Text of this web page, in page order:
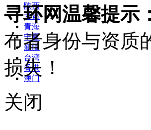
陕西
甘肃
青海
宁夏
新疆
台湾
香港
澳门
寻环网温馨提示：
布者身份与资质
损失！
关闭